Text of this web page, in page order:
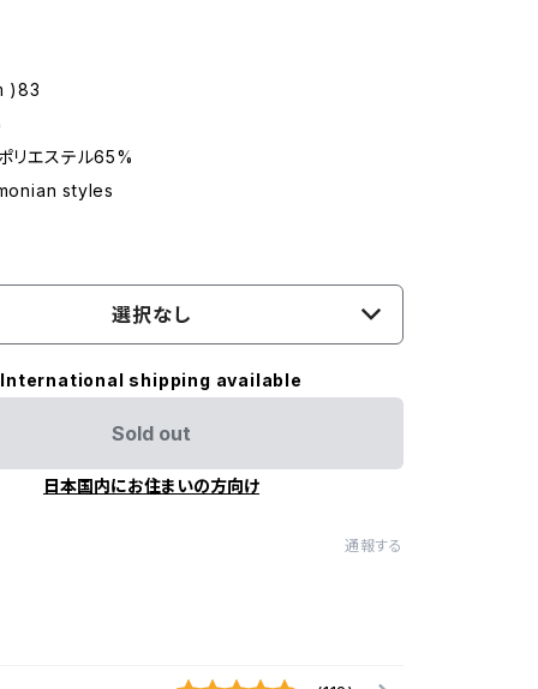
)83
リエステル65%
styles
選択なし
International shipping available
Sold out
日本国内にお住まいの方向け
通報する